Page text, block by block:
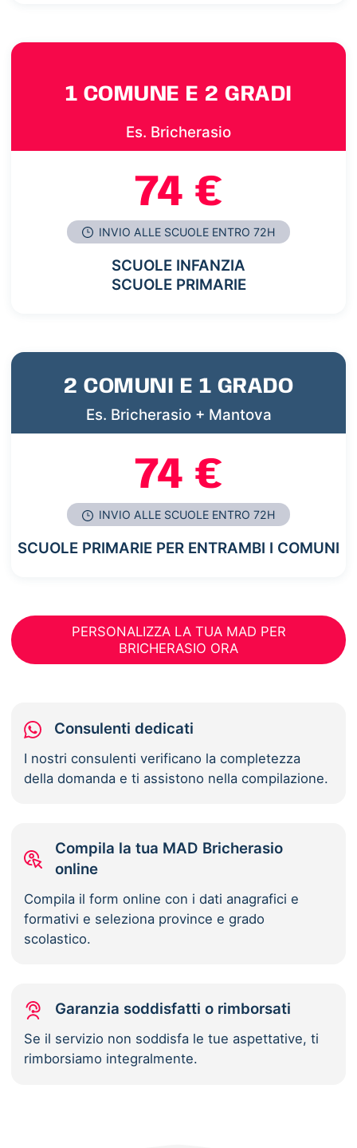
1 COMUNE E 2 GRADI
Es. Bricherasio
74 €
INVIO ALLE SCUOLE ENTRO 72H
SCUOLE INFANZIA
SCUOLE PRIMARIE
2 COMUNI E 1 GRADO
Es. Bricherasio + Mantova
74 €
INVIO ALLE SCUOLE ENTRO 72H
SCUOLE PRIMARIE PER ENTRAMBI I COMUNI
PERSONALIZZA LA TUA MAD PER
BRICHERASIO ORA
Consulenti dedicati
I nostri consulenti verificano la completezza
della domanda e ti assistono nella compilazione.
Compila la tua MAD Bricherasio
online
Compila il form online con i dati anagrafici e
formativi e seleziona province e grado
scolastico.
Garanzia soddisfatti o rimborsati
Se il servizio non soddisfa le tue aspettative, ti
rimborsiamo integralmente.